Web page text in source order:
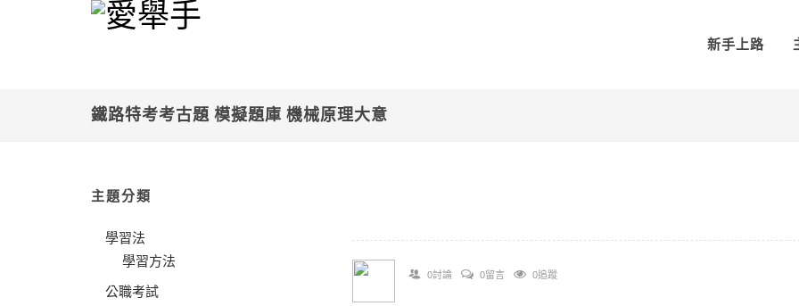
新手上路
鐵路特考考古題 模擬題庫 機械原理大意
主題分類
學習法
學習方法
公職考試
0討論 0留言 0追蹤